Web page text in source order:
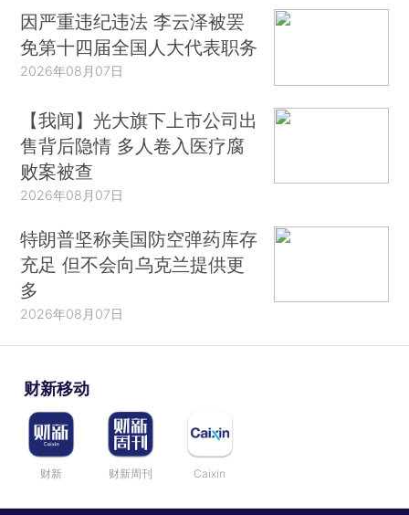
因严重违纪违法 李云泽被罢
免第十四届全国人大代表职务
2026年08月07日
【我闻】光大旗下上市公司出
售背后隐情 多人卷入医疗腐
败案被查
2026年08月07日
特朗普坚称美国防空弹药库存
充足 但不会向乌克兰提供更
多
2026年08月07日
财新移动
财新 财新周刊 Caixin